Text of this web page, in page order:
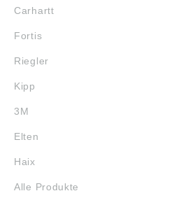
Carhartt
Fortis
Riegler
Kipp
3M
Elten
Haix
Alle Produkte